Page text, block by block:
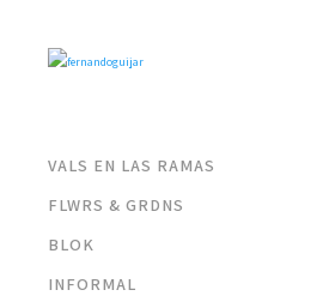
VALS EN LAS RAMAS
FLWRS & GRDNS
BLOK
INFORMAL